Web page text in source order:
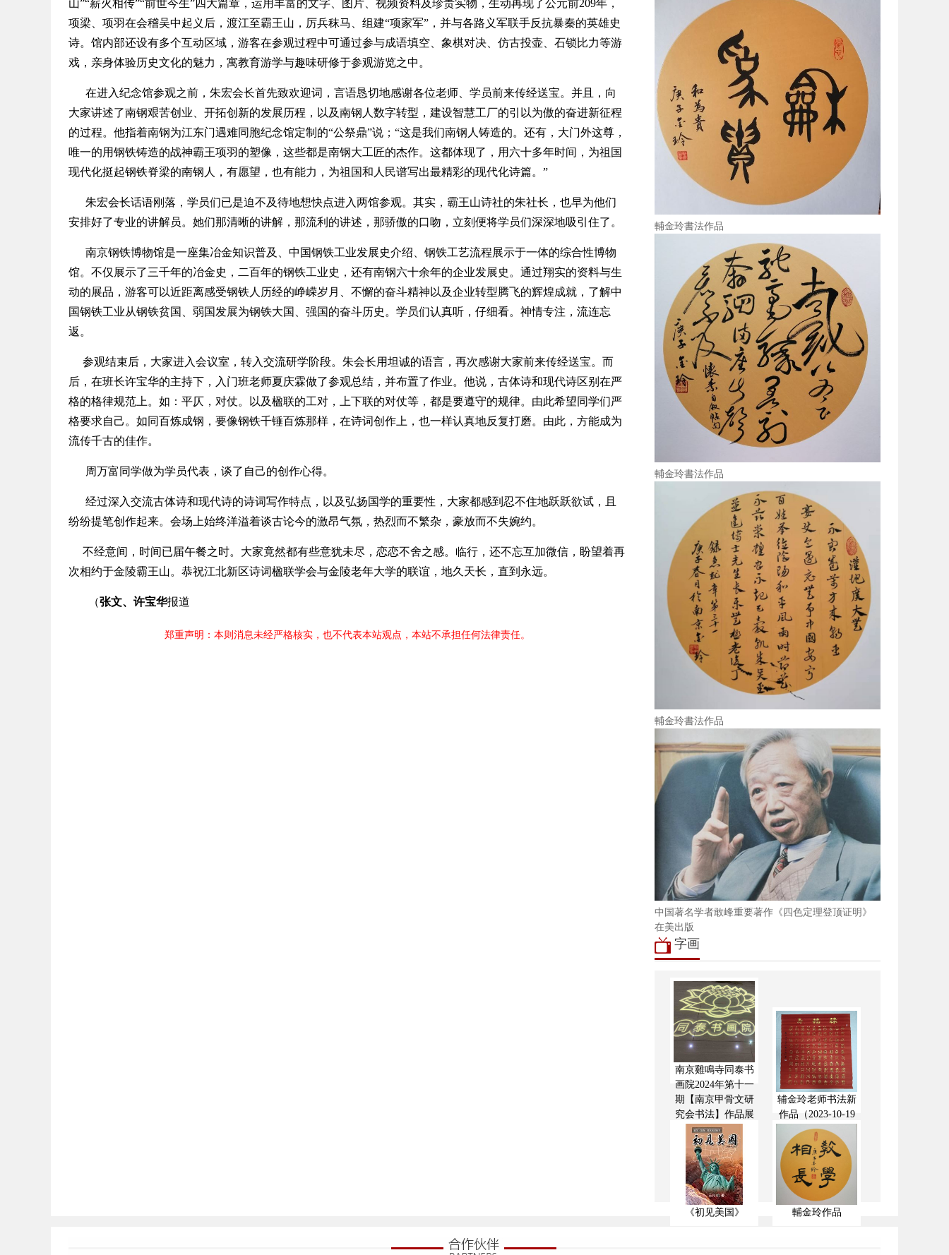
山”“薪火相传”“前世今生”四大篇章，运用丰富的文字、图片、视频资料及珍贵实物，生动再现了公元前209年，
项梁、项羽在会稽吴中起义后，渡江至霸王山，厉兵秣马、组建“项家军”，并与各路义军联手反抗暴秦的英雄史
诗。馆内部还设有多个互动区域，游客在参观过程中可通过参与成语填空、象棋对决、仿古投壶、石锁比力等游
戏，亲身体验历史文化的魅力，寓教育游学与趣味研修于参观游览之中。
在进入纪念馆参观之前，朱宏会长首先致欢迎词，言语恳切地感谢各位老师、学员前来传经送宝。并且，向
大家讲述了南钢艰苦创业、开拓创新的发展历程，以及南钢人数字转型，建设智慧工厂的引以为傲的奋进新征程
的过程。他指着南钢为江东门遇难同胞纪念馆定制的“公祭鼎”说；“这是我们南钢人铸造的。还有，大门外这尊，
唯一的用钢铁铸造的战神霸王项羽的塑像，这些都是南钢大工匠的杰作。这都体现了，用六十多年时间，为祖国
现代化挺起钢铁脊梁的南钢人，有愿望，也有能力，为祖国和人民谱写出最精彩的现代化诗篇。”
朱宏会长话语刚落，学员们已是迫不及待地想快点进入两馆参观。其实，霸王山诗社的朱社长，也早为他们
安排好了专业的讲解员。她们那清晰的讲解，那流利的讲述，那骄傲的口吻，立刻便将学员们深深地吸引住了。
南京钢铁博物馆是一座集冶金知识普及、中国钢铁工业发展史介绍、钢铁工艺流程展示于一体的综合性博物
馆。不仅展示了三千年的冶金史，二百年的钢铁工业史，还有南钢六十余年的企业发展史。通过翔实的资料与生
动的展品，游客可以近距离感受钢铁人历经的峥嵘岁月、不懈的奋斗精神以及企业转型腾飞的辉煌成就，了解中
国钢铁工业从钢铁贫国、弱国发展为钢铁大国、强国的奋斗历史。学员们认真听，仔细看。神情专注，流连忘
返。
参观结束后，大家进入会议室，转入交流研学阶段。朱会长用坦诚的语言，再次感谢大家前来传经送宝。而
后，在班长许宝华的主持下，入门班老师夏庆霖做了参观总结，并布置了作业。他说，古体诗和现代诗区别在严
格的格律规范上。如：平仄，对仗。以及楹联的工对，上下联的对仗等，都是要遵守的规律。由此希望同学们严
格要求自己。如同百炼成钢，要像钢铁千锤百炼那样，在诗词创作上，也一样认真地反复打磨。由此，方能成为
流传千古的佳作。
周万富同学做为学员代表，谈了自己的创作心得。
经过深入交流古体诗和现代诗的诗词写作特点，以及弘扬国学的重要性，大家都感到忍不住地跃跃欲试，且
纷纷提笔创作起来。会场上始终洋溢着谈古论今的激昂气氛，热烈而不繁杂，豪放而不失婉约。
不经意间，时间已届午餐之时。大家竟然都有些意犹未尽，恋恋不舍之感。临行，还不忘互加微信，盼望着再
次相约于金陵霸王山。恭祝江北新区诗词楹联学会与金陵老年大学的联谊，地久天长，直到永远。
（张文、许宝华报道
郑重声明：本则消息未经严格核实，也不代表本站观点，本站不承担任何法律责任。
輔金玲書法作品
輔金玲書法作品
輔金玲書法作品
中国著名学者敢峰重要著作《四色定理登顶证明》
在美出版
字画
南京雞鳴寺同泰书
画院2024年第十一
期【南京甲骨文研
究会书法】作品展
辅金玲老师书法新
作品（2023-10-19
《初见美国》 輔金玲作品